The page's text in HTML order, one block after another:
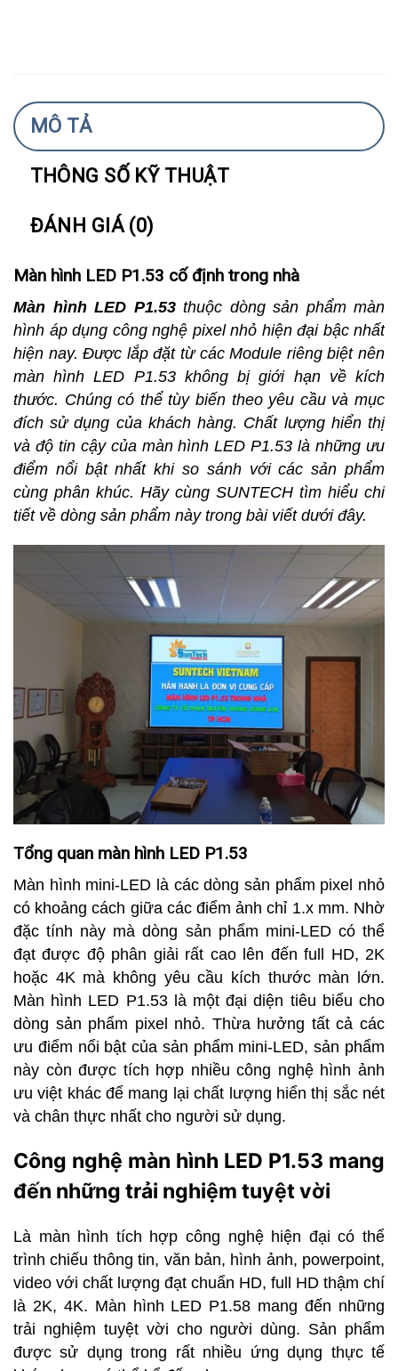
MÔ TẢ
THÔNG SỐ KỸ THUẬT
ĐÁNH GIÁ (0)
Màn hình LED P1.53 cố định trong nhà
Màn hình LED P1.53thuộc dòng sản phẩm màn
hình áp dụng công nghệ pixel nhỏ hiện đại bậc nhất
hiện nay. Được lắp đặt từ các Module riêng biệt nên
màn hình LED P1.53 không bị giới hạn về kích
thước. Chúng có thể tùy biến theo yêu cầu và mục
đích sử dụng của khách hàng. Chất lượng hiển thị
và độ tin cậy của màn hình LED P1.53 là những ưu
điểm nổi bật nhất khi so sánh với các sản phẩm
cùng phân khúc. Hãy cùng SUNTECH tìm hiểu chi
tiết về dòng sản phẩm này trong bài viết dưới đây.
Tổng quan màn hình LED P1.53
Màn hình mini-LED là các dòng sản phẩm pixel nhỏ
có khoảng cách giữa các điểm ảnh chỉ 1.x mm. Nhờ
đặc tính này mà dòng sản phẩm mini-LED có thể
đạt được độ phân giải rất cao lên đến full HD, 2K
hoặc 4K mà không yêu cầu kích thước màn lớn.
Màn hình LED P1.53 là một đại diện tiêu biểu cho
dòng sản phẩm pixel nhỏ. Thừa hưởng tất cả các
ưu điểm nổi bật của sản phẩm mini-LED, sản phẩm
này còn được tích hợp nhiều công nghệ hình ảnh
ưu việt khác để mang lại chất lượng hiển thị sắc nét
và chân thực nhất cho người sử dụng.
Công nghệ màn hình LED P1.53 mang
đến những trải nghiệm tuyệt vời
Là màn hình tích hợp công nghệ hiện đại có thể
trình chiếu thông tin, văn bản, hình ảnh, powerpoint,
video với chất lượng đạt chuẩn HD, full HD thậm chí
là 2K, 4K. Màn hình LED P1.58 mang đến những
trải nghiệm tuyệt vời cho người dùng. Sản phẩm
được sử dụng trong rất nhiều ứng dụng thực tế